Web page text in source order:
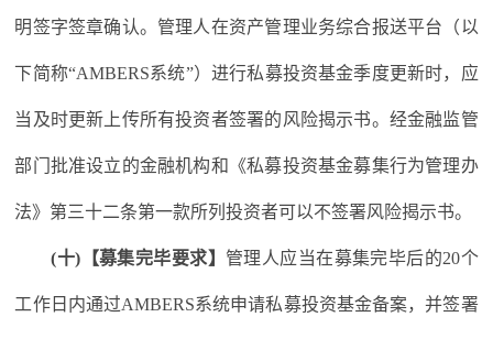
明签字签章确认。管理人在资产管理业务综合报送平台（以
下简称“AMBERS系统”）进行私募投资基金季度更新时，应
当及时更新上传所有投资者签署的风险揭示书。经金融监管
部门批准设立的金融机构和《私募投资基金募集行为管理办
法》第三十二条第一款所列投资者可以不签署风险揭示书。
(十)【募集完毕要求】 管理人应当在募集完毕后的20个
工作日内通过AMBERS系统申请私募投资基金备案，并签署